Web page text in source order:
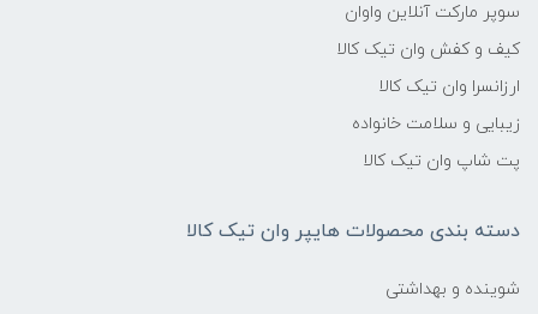
سوپر مارکت آنلاین واوان
کیف و کفش وان تیک کالا
ارزانسرا وان تیک کالا
زیبایی و سلامت خانواده
پت شاپ وان تیک کالا
دسته بندی محصولات هایپر وان تیک کالا
شوینده و بهداشتی